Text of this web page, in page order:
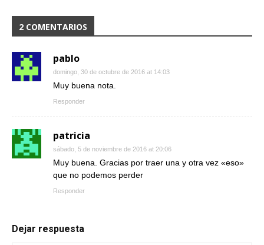
2 COMENTARIOS
pablo
domingo, 30 de octubre de 2016 at 14:03
Muy buena nota.
Responder
patricia
sábado, 5 de noviembre de 2016 at 20:06
Muy buena. Gracias por traer una y otra vez «eso»
que no podemos perder
Responder
Dejar respuesta